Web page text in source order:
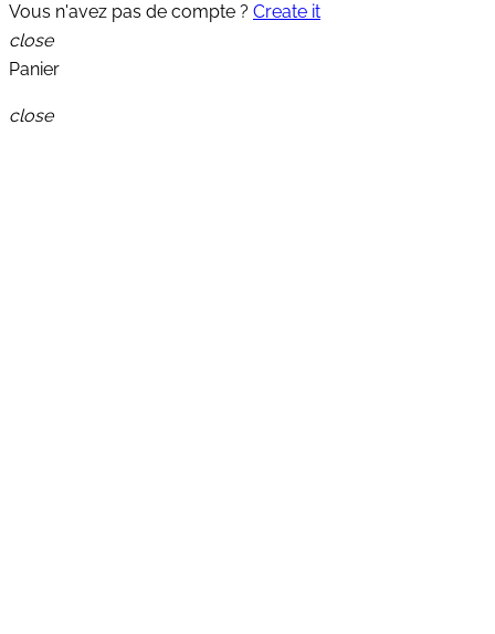
Vous n'avez pas de compte ? Create it
close
Panier
close